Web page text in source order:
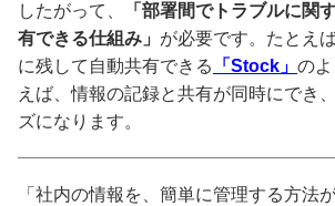
したがって、
「部署間でトラブルに関
有できる仕組み」 が必要です。たとえ
に残して自動共有できる
「Stock」 の
えば、情報の記録と共有が同時にでき
ズになります。
「社内の情報を、簡単に管理する方法が